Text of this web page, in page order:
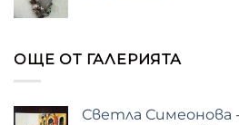
ОЩЕ ОТ ГАЛЕРИЯТА
Светла Симеонова